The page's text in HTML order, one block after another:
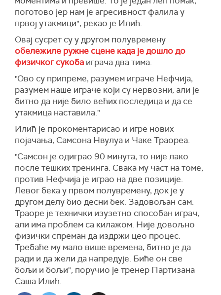
поготово јер нам је агресивност фалила у
првој утакмици", рекао је Илић.
Овај сусрет су у другом полувремену
обележиле ружне сцене када је дошло до
физичког сукоба играча два тима.
"Ово су припреме, разумем играче Нефчија,
разумем наше играче који су нервозни, али је
битно да није било већих последица и да се
утакмица наставила."
Илић је прокоментарисао и игре нових
појачања, Самсона Нвулуа и Чаке Траореа.
"Самсон је одиграо 90 минута, то није лако
после тешких тренинга. Свака му част на томе,
против Нефчија је играо на две позиције.
Левог бека у првом полувремену, док је у
другом делу био десни бек. Задовољан сам.
Траоре је технички изузетно способан играч,
али има проблем са килажом. Није довољно
физички спреман да издржи цео процес.
Требаће му мало више времена, битно је да
ради и да жели да напредује. Биће он све
бољи и бољи", поручио је тренер Партизана
Саша Илић.